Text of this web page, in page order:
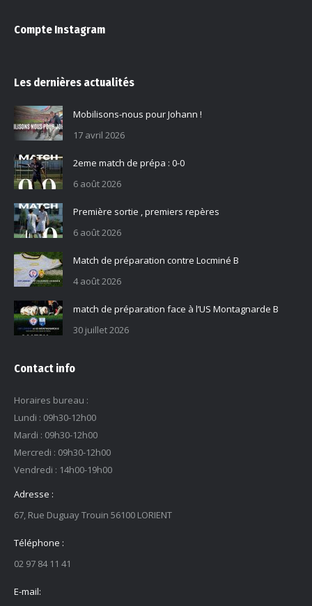
Compte Instagram
Les dernières actualités
Mobilisons-nous pour Johann !
17 avril 2026
2eme match de prépa : 0-0
6 août 2026
Première sortie , premiers repères
6 août 2026
Match de préparation contre Locminé B
4 août 2026
match de préparation face à l’US Montagnarde B
30 juillet 2026
Contact info
Horaires bureau :
Lundi : 09h30-12h00
Mardi : 09h30-12h00
Mercredi : 09h30-12h00
Vendredi : 14h00-19h00
Adresse :
67, Rue Duguay Trouin 56100 LORIENT
Téléphone :
02 97 84 11 41
E-mail: